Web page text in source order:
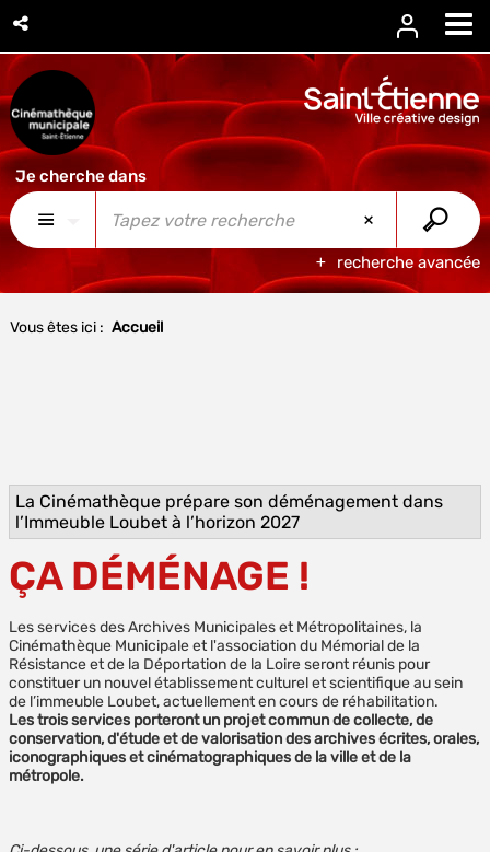
recherche avancée
Vous êtes ici : Accueil
La Cinémathèque prépare son déménagement dans
l’Immeuble Loubet à l’horizon 2027
ÇA DÉMÉNAGE !
Les services des Archives Municipales et Métropolitaines, la
Cinémathèque Municipale et l'association du Mémorial de la
Résistance et de la Déportation de la Loire seront réunis pour
constituer un nouvel établissement culturel et scientifique au sein
de l’immeuble Loubet, actuellement en cours de réhabilitation.
Les trois services porteront un projet commun de collecte, de
conservation, d'étude et de valorisation des archives écrites, orales,
iconographiques et cinématographiques de la ville et de la
métropole.